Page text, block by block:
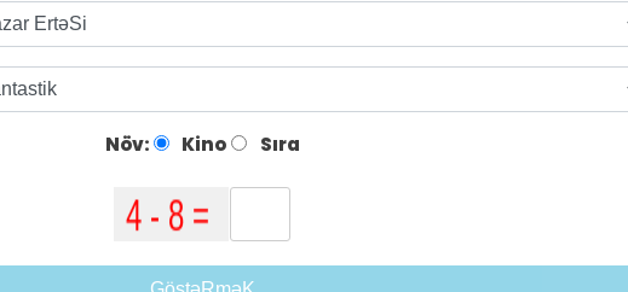
Növ: Kino Sıra